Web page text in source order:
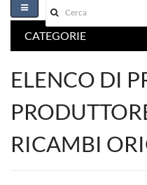
Toggle
navigation
CATEGORIE
ELENCO DI
RICAMBI